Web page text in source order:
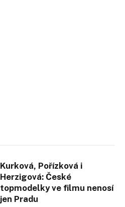
Kurková, Pořízková i
Herzigová: České
topmodelky ve filmu nenosí
jen Pradu